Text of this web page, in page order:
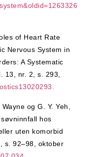
of Heart Rate
Nervous System in
A Systematic
13, nr. 2, s. 293,
og G. Y. Yeh,
hos
uten komorbid
s. 92–98, oktober